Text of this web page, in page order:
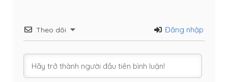
Theo dõi Đăng nhập